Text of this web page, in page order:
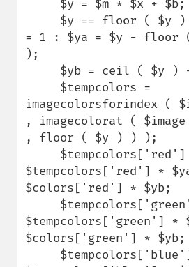
= 1 : $ya = $y - floor
);
imagecolorsforindex (
, imagecolorat (
, floor ( $y ) ) );
$tempcolors['red'] *
$colors['red'] * $yb;
$tempcolors['green'] *
$colors['green'] * $yb;